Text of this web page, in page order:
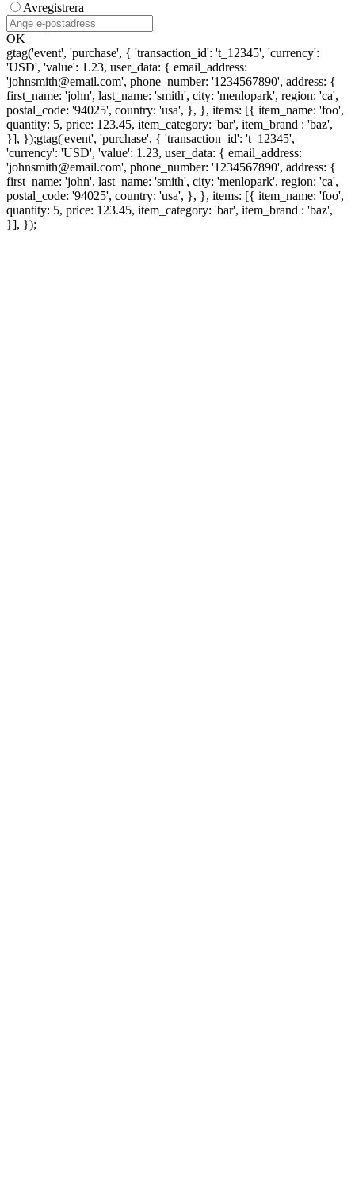
Avregistrera
OK
gtag('event', 'purchase', { 'transaction_id': 't_12345', 'currency':
'USD', 'value': 1.23, user_data: { email_address:
'johnsmith@email.com', phone_number: '1234567890', address: {
first_name: 'john', last_name: 'smith', city: 'menlopark', region: 'ca',
postal_code: '94025', country: 'usa', }, }, items: [{ item_name: 'foo',
quantity: 5, price: 123.45, item_category: 'bar', item_brand : 'baz',
}], });gtag('event', 'purchase', { 'transaction_id': 't_12345',
'currency': 'USD', 'value': 1.23, user_data: { email_address:
'johnsmith@email.com', phone_number: '1234567890', address: {
first_name: 'john', last_name: 'smith', city: 'menlopark', region: 'ca',
postal_code: '94025', country: 'usa', }, }, items: [{ item_name: 'foo',
quantity: 5, price: 123.45, item_category: 'bar', item_brand : 'baz',
}], });